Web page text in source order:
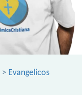
> Evangelicos